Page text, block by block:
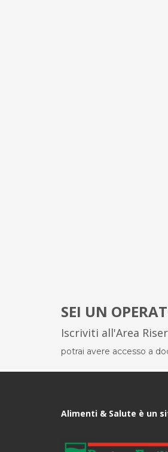
SEI UN
Iscriviti all'Area
potrai avere accesso a
Alimenti & Salute è un